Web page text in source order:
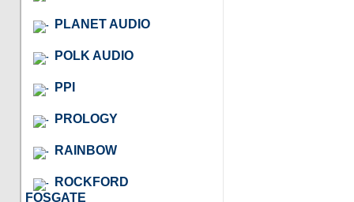
PLANET AUDIO
POLK AUDIO
PPI
PROLOGY
RAINBOW
ROCKFORD
FOSGATE